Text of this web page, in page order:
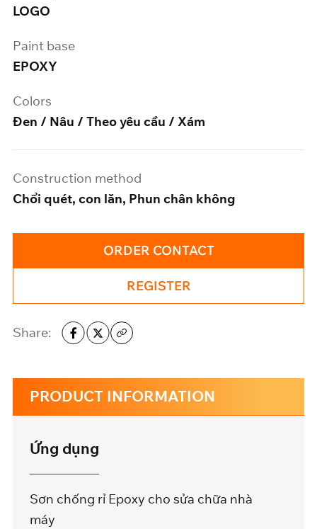
LOGO
Paint base
EPOXY
Colors
Đen / Nâu / Theo yêu cầu / Xám
Construction method
Chổi quét, con lăn, Phun chân không
ORDER CONTACT
REGISTER
Share:
PRODUCT INFORMATION
Ứng dụng
Sơn chống rỉ Epoxy cho sửa chữa nhà
máy